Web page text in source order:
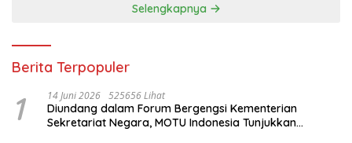
Selengkapnya
Berita Terpopuler
1 14 Juni 2026 525656 Lihat
Diundang dalam Forum Bergengsi Kementerian
Sekretariat Negara, MOTU Indonesia Tunjukkan